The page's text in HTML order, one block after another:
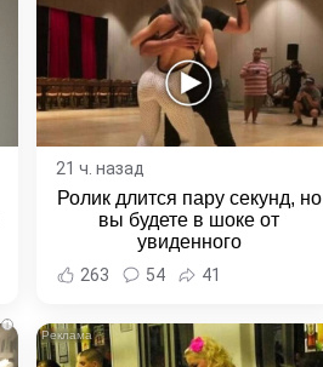
21 ч. назад
Ролик длится пару секунд, но
вы будете в шоке от
увиденного
263 54 41
i